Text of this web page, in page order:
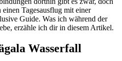
Tagesausflug mit einer
Guide. Was ich während der
erzähle ich dir in diesem Artikel.
Wasserfall